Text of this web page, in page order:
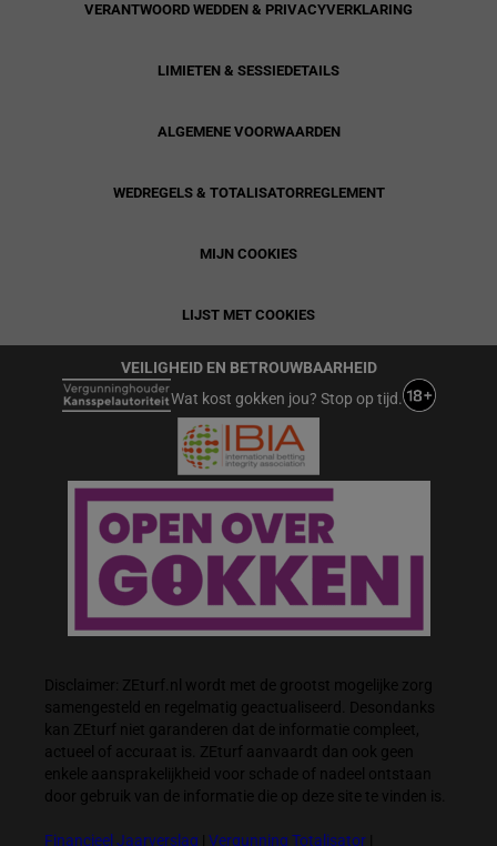
VERANTWOORD WEDDEN & PRIVACYVERKLARING
LIMIETEN & SESSIEDETAILS
ALGEMENE VOORWAARDEN
WEDREGELS & TOTALISATORREGLEMENT
MIJN COOKIES
LIJST MET COOKIES
VEILIGHEID EN BETROUWBAARHEID
Wat kost gokken jou? Stop op tijd.
Disclaimer: ZEturf.nl wordt met de grootst mogelijke zorg
samengesteld en regelmatig geactualiseerd. Desondanks
kan ZEturf niet garanderen dat de informatie compleet,
actueel of accuraat is. ZEturf aanvaardt dan ook geen
enkele aansprakelijkheid voor schade of nadeel ontstaan
door gebruik van de informatie die op deze site te vinden is.
Financieel Jaarverslag Vergunning Totalisator